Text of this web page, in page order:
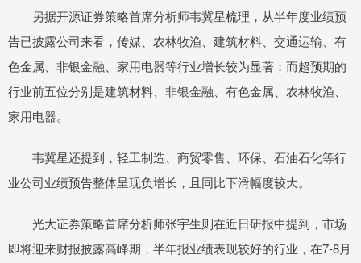
另据开源证券策略首席分析师韦冀星梳理，从半年度业绩预
告已披露公司来看，传媒、农林牧渔、建筑材料、交通运输、有
色金属、非银金融、家用电器等行业增长较为显著；而超预期的
行业前五位分别是建筑材料、非银金融、有色金属、农林牧渔、
家用电器。
韦冀星还提到，轻工制造、商贸零售、环保、石油石化等行
业公司业绩预告整体呈现负增长，且同比下滑幅度较大。
光大证券策略首席分析师张宇生则在近日研报中提到，市场
即将迎来财报披露高峰期，半年报业绩表现较好的行业，在7-8月